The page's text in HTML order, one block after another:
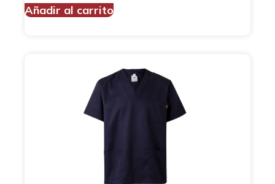
Añadir al carrito